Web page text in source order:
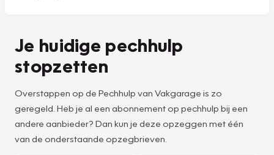
Je huidige pechhulp
stopzetten
Overstappen op de Pechhulp van Vakgarage is zo
geregeld. Heb je al een abonnement op pechhulp bij een
andere aanbieder? Dan kun je deze opzeggen met één
van de onderstaande opzegbrieven.